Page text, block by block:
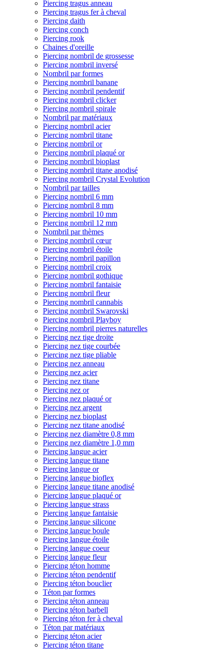
Piercing tragus anneau
Piercing tragus fer à cheval
Piercing daith
Piercing conch
Piercing rook
Chaines d'oreille
Piercing nombril de grossesse
Piercing nombril inversé
Nombril par formes
Piercing nombril banane
Piercing nombril pendentif
Piercing nombril clicker
Piercing nombril spirale
Nombril par matériaux
Piercing nombril acier
Piercing nombril titane
Piercing nombril or
Piercing nombril plaqué or
Piercing nombril bioplast
Piercing nombril titane anodisé
Piercing nombril Crystal Evolution
Nombril par tailles
Piercing nombril 6 mm
Piercing nombril 8 mm
Piercing nombril 10 mm
Piercing nombril 12 mm
Nombril par thèmes
Piercing nombril cœur
Piercing nombril étoile
Piercing nombril papillon
Piercing nombril croix
Piercing nombril gothique
Piercing nombril fantaisie
Piercing nombril fleur
Piercing nombril cannabis
Piercing nombril Swarovski
Piercing nombril Playboy
Piercing nombril pierres naturelles
Piercing nez tige droite
Piercing nez tige courbée
Piercing nez tige pliable
Piercing nez anneau
Piercing nez acier
Piercing nez titane
Piercing nez or
Piercing nez plaqué or
Piercing nez argent
Piercing nez bioplast
Piercing nez titane anodisé
Piercing nez diamètre 0,8 mm
Piercing nez diamètre 1,0 mm
Piercing langue acier
Piercing langue titane
Piercing langue or
Piercing langue bioflex
Piercing langue titane anodisé
Piercing langue plaqué or
Piercing langue strass
Piercing langue fantaisie
Piercing langue silicone
Piercing langue boule
Piercing langue étoile
Piercing langue coeur
Piercing langue fleur
Piercing téton homme
Piercing téton pendentif
Piercing téton bouclier
Téton par formes
Piercing téton anneau
Piercing téton barbell
Piercing téton fer à cheval
Téton par matériaux
Piercing téton acier
Piercing téton titane